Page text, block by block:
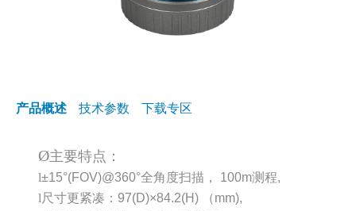
产品概述 技术参数 下载专区
Ø主要特点：
l±15°(FOV)@360°全角度扫描， 100m测程,
l 尺寸更紧凑： 97(D)×84.2(H) （mm),